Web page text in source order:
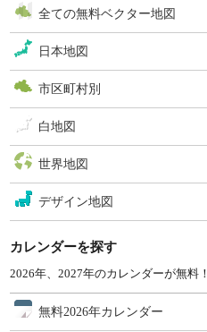
全ての無料ベクター地図
日本地図
市区町村別
白地図
世界地図
デザイン地図
カレンダーを探す
2026年、2027年のカレンダーが無料！
無料2026年カレンダー